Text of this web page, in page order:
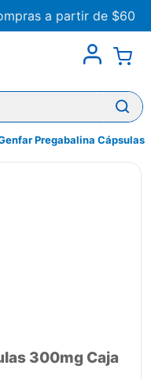
a partir de $60
Pregabalina Cápsulas
300mg Caja